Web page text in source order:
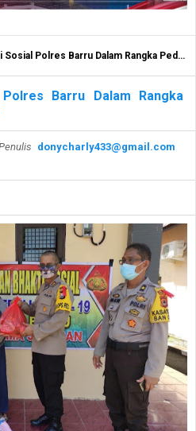
Polres Barru Dalam Rangka Peduli Dampak Covid-19
Barru Dalam Rangka
donycharly433@gmail.com